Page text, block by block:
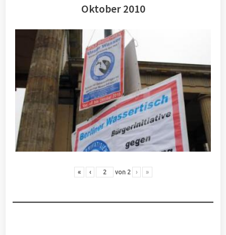
Oktober 2010
« ‹ von 2 › »